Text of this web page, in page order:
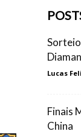
Lucas
Finais
China